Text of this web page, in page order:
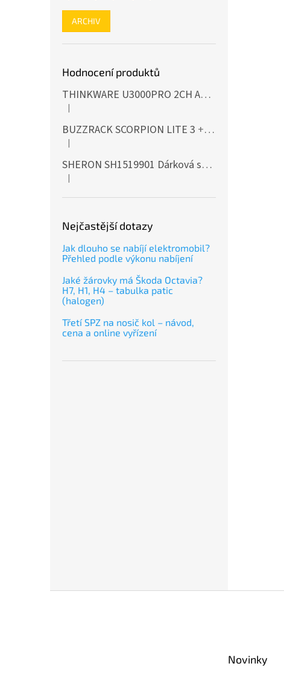
ARCHIV
Hodnocení produktů
THINKWARE U3000PRO 2CH Autokamera 4K+2K, HDR, WiFi, GPS, BT, mikrovlnné senzory
Hodnocení produktu je 5 z 5 hvězdiček.
|
BUZZRACK SCORPION LITE 3 + Cashback 500 Kč jako dodatečná sleva za platbu předem
Hodnocení produktu je 5 z 5 hvězdiček.
|
SHERON SH1519901 Dárková sada EXTERIÉR
Hodnocení produktu je 5 z 5 hvězdiček.
|
Nejčastější dotazy
Jak dlouho se nabíjí elektromobil?
Přehled podle výkonu nabíjení
Jaké žárovky má Škoda Octavia?
H7, H1, H4 – tabulka patic
(halogen)
Třetí SPZ na nosič kol – návod,
cena a online vyřízení
Novinky